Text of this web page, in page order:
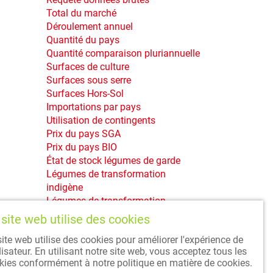
site web utilise des cookies
web utilise des cookies pour améliorer l'expérience de
En utilisant notre site web, vous acceptez tous les
conformément à notre politique en matière de cookies.
Total du marché
Déroulement annuel
Quantité du pays
Quantité comparaison pluriannuelle
Surfaces de culture
Surfaces sous serre
Surfaces Hors-Sol
Importations par pays
Utilisation de contingents
Prix du pays SGA
Prix du pays BIO
État de stock légumes de garde
Légumes de transformation
indigène
Légumes de transformation
indigène import
Top 20 / Top 100
Demande d’importation OFAG